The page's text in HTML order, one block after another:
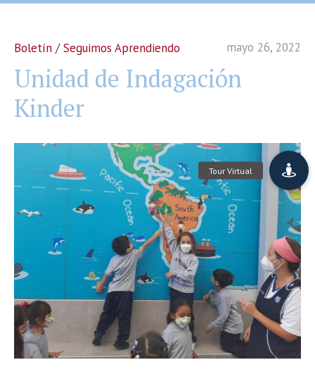
mayo 26, 2022
Boletín /Seguimos Aprendiendo
Unidad de Indagación
Kinder